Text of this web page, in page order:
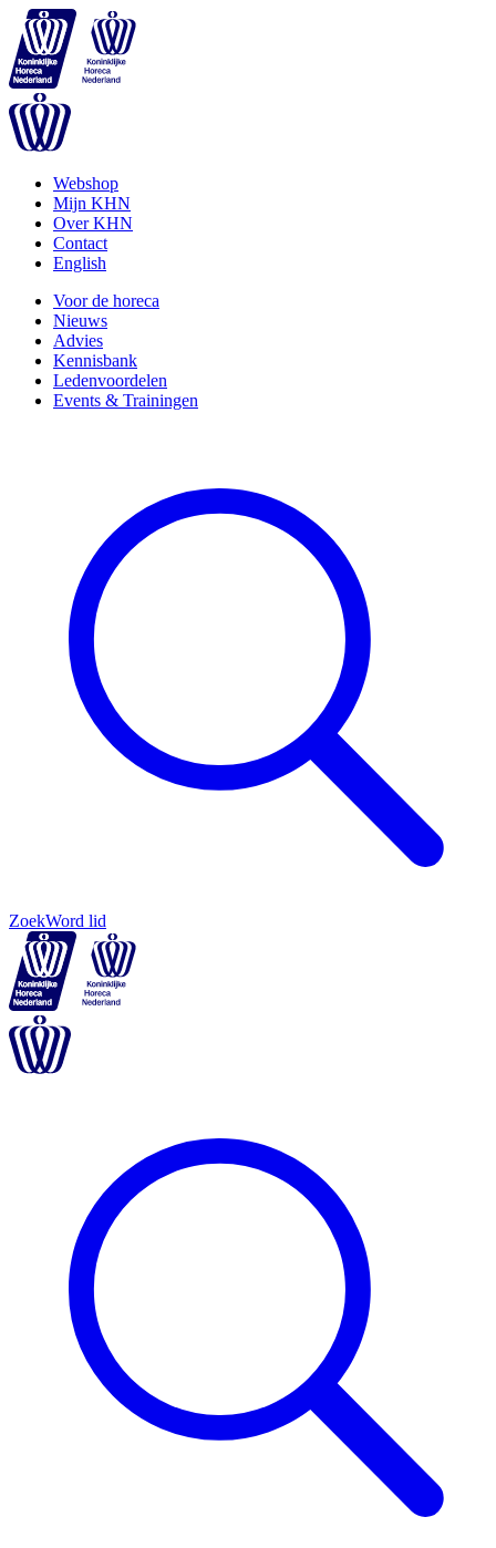
Webshop
Mijn KHN
Over KHN
Contact
English
Voor de horeca
Nieuws
Advies
Kennisbank
Ledenvoordelen
Events & Trainingen
ZoekWord lid